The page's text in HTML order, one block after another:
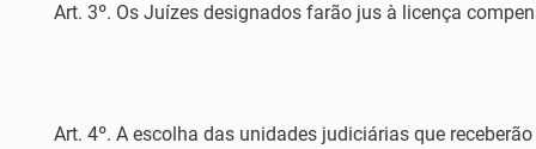
Art. 3º. Os Juízes designados farão jus à licença
Art. 4º. A escolha das unidades judiciárias que